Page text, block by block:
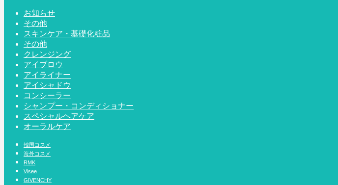
お知らせ
その他
スキンケア・基礎化粧品
その他
クレンジング
アイブロウ
アイライナー
アイシャドウ
コンシーラー
シャンプー・コンディショナー
スペシャルヘアケア
オーラルケア
韓国コスメ
海外コスメ
RMK
Visee
GIVENCHY